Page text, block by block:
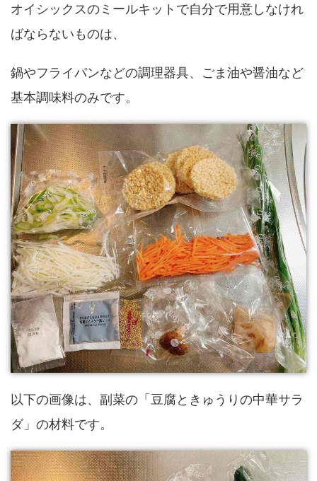
オイシックスのミールキットで自分で用意しなけれ
ばならないものは、
鍋やフライパンなどの調理器具、ごま油や醤油など
基本調味料のみです。
以下の画像は、副菜の「豆腐ときゅうりの中華サラ
ダ」の材料です。